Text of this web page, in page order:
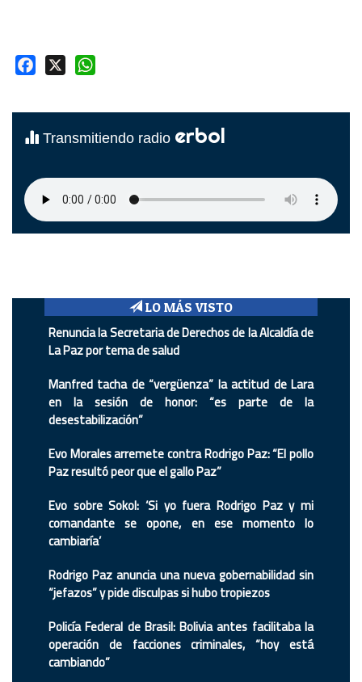
Facebook
Transmitiendo radio erbol
LO MÁS VISTO
Renuncia la Secretaria de Derechos de la Alcaldía de
La Paz por tema de salud
Manfred tacha de “vergüenza” la actitud de Lara
en la sesión de honor: “es parte de la
desestabilización”
Evo Morales arremete contra Rodrigo Paz: “El pollo
Paz resultó peor que el gallo Paz”
Evo sobre Sokol: ‘Si yo fuera Rodrigo Paz y mi
comandante se opone, en ese momento lo
cambiaría’
Rodrigo Paz anuncia una nueva gobernabilidad sin
“jefazos” y pide disculpas si hubo tropiezos
Policía Federal de Brasil: Bolivia antes facilitaba la
operación de facciones criminales, “hoy está
cambiando”